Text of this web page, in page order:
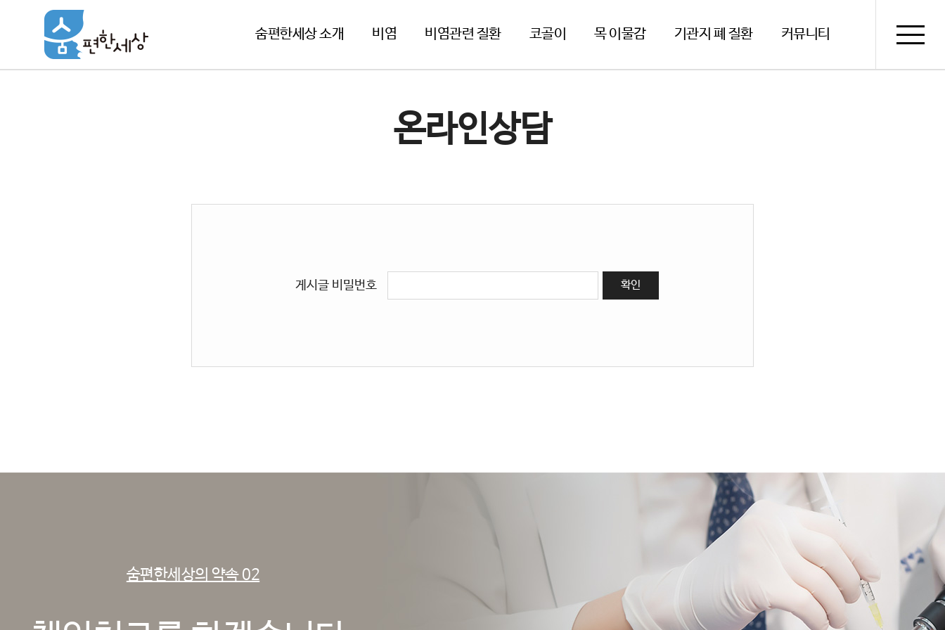
숨편한세상 소개 비염 비염관련 질환 코골이 목 이물감 기관지 폐 질환 커뮤니티
온라인상담
게시글 비밀번호 확인
숨편한세상의 약속 02